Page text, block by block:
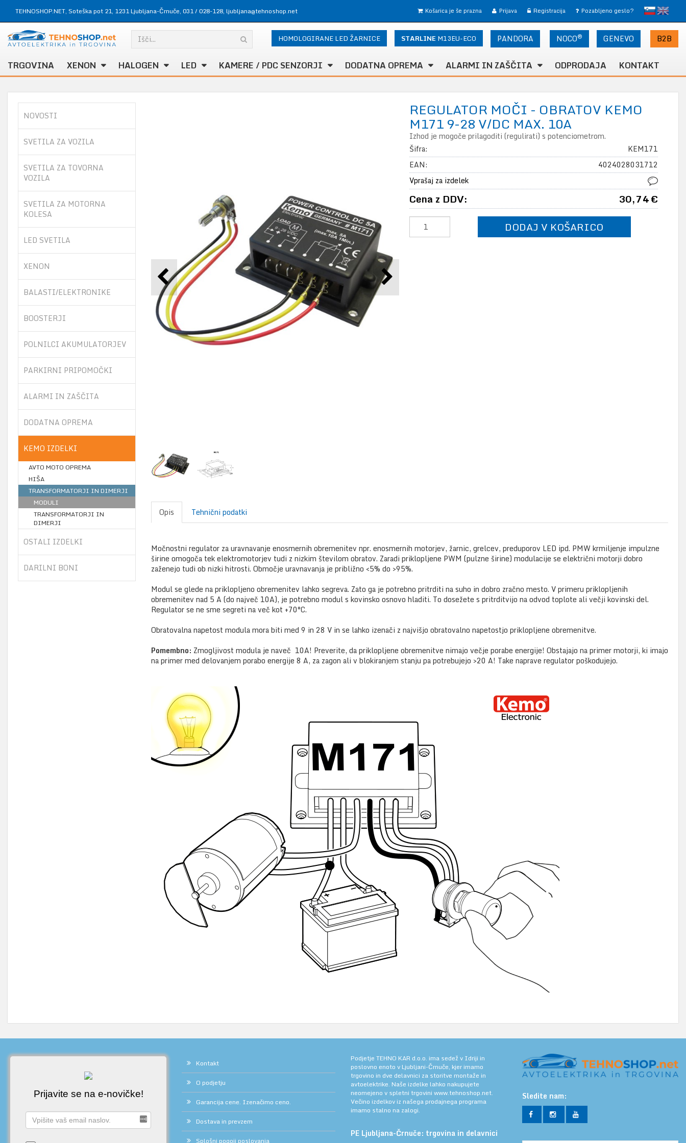
TEHNOSHOP.NET, Soteška pot 21, 1231 Ljubljana-Črnuče, 031 / 028-128, ljubljana@tehnoshop.net slovensko
English
Prijava Registracija Pozabljeno geslo?
Košarica je še prazna
PANDORA NOCO® GENEVO B2B
STARLINE M13EU-ECO
HOMOLOGIRANE LED ŽARNICE
TRGOVINA XENON HALOGEN LED KAMERE / PDC SENZORJI DODATNA OPREMA ALARMI IN ZAŠČITA ODPRODAJA KONTAKT
NOVOSTI
SVETILA ZA VOZILA
SVETILA ZA TOVORNA
VOZILA
SVETILA ZA MOTORNA
KOLESA
LED SVETILA
XENON
BALASTI/ELEKTRONIKE
BOOSTERJI
POLNILCI AKUMULATORJEV
PARKIRNI PRIPOMOČKI
ALARMI IN ZAŠČITA
DODATNA OPREMA
KEMO IZDELKI
AVTO MOTO OPREMA
HIŠA
TRANSFORMATORJI IN DIMERJI
MODULI
TRANSFORMATORJI IN
DIMERJI
OSTALI IZDELKI
DARILNI BONI
REGULATOR MOČI - OBRATOV KEMO
M171 9-28 V/DC MAX. 10A
Izhod je mogoče prilagoditi (regulirati) s potenciometrom.
Šifra:
KEM171
EAN:
4024028031712
Vprašaj za izdelek
Cena z DDV:
30,74 €
DODAJ V KOŠARICO
Opis Tehnični podatki
Močnostni regulator za uravnavanje enosmernih obremenitev npr. enosmernih motorjev, žarnic, grelcev, preduporov LED ipd. PMW krmiljenje impulzne
širine omogoča tek elektromotorjev tudi z nizkim številom obratov. Zaradi priklopljene PWM (pulzne širine) modulacije se električni motorji dobro
zaženejo tudi ob nizki hitrosti. Območje uravnavanja je približno <5% do >95%.
Modul se glede na priklopljeno obremenitev lahko segreva. Zato ga je potrebno pritrditi na suho in dobro zračno mesto. V primeru priklopljenih
obremenitev nad 5 A (do največ 10A), je potrebno modul s kovinsko osnovo hladiti. To dosežete s pritrditvijo na odvod toplote ali večji kovinski del.
Regulator se ne sme segreti na več kot +70°C.
Obratovalna napetost modula mora biti med 9 in 28 V in se lahko izenači z najvišjo obratovalno napetostjo priklopljene obremenitve.
Pomembno: Zmogljivost modula je naveč 10A! Preverite, da priklopljene obremenitve nimajo večje porabe energije! Obstajajo na primer motorji, ki imajo
na primer med delovanjem porabo energije 8 A, za zagon ali v blokiranjem stanju pa potrebujejo >20 A! Take naprave regulator poškodujejo.
Prijavite se na e-novičke!
Kontakt
O podjetju
Garancija cene. Izenačimo ceno.
Dostava in prevzem
Splošni pogoji poslovanja
Podjetje TEHNO KAR d.o.o. ima sedež v Idriji in
poslovno enoto v Ljubljani-Črnuče, kjer imamo
trgovino in dve delavnici za storitve montaže in
avtoelektrike. Naše izdelke lahko nakupujete
neomejeno v spletni trgovini www.tehnoshop.net.
Večino izdelkov iz našega prodajnega programa
imamo stalno na zalogi.
PE Ljubljana-Črnuče: trgovina in delavnici
Sledite nam: